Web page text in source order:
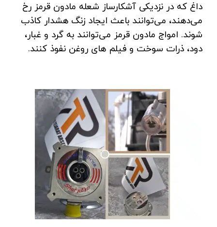
داغ که در نزدیکی آشکارساز شعله مادون قرمز رخ
می‌دهند، می‌توانند باعث ایجاد زنگ هشدار کاذب
شوند. امواج مادون قرمز می‌توانند به گرد و غبار،
دود، ذرات سوخت و فیلم های روغن نفوذ کنند.